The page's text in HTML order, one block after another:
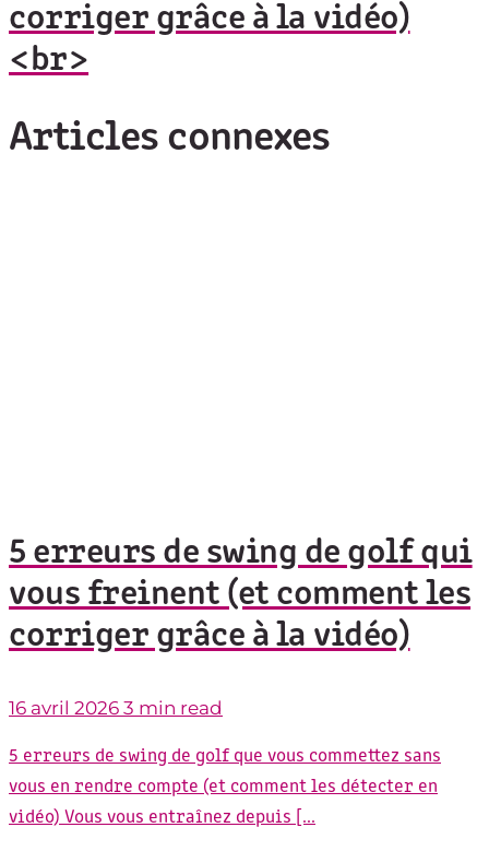
corriger grâce à la vidéo)
<br>
Articles connexes
5 erreurs de swing de golf qui
vous freinent (et comment les
corriger grâce à la vidéo)
16 avril 2026 3 min read
5 erreurs de swing de golf que vous commettez sans
vous en rendre compte (et comment les détecter en
vidéo) Vous vous entraînez depuis [...